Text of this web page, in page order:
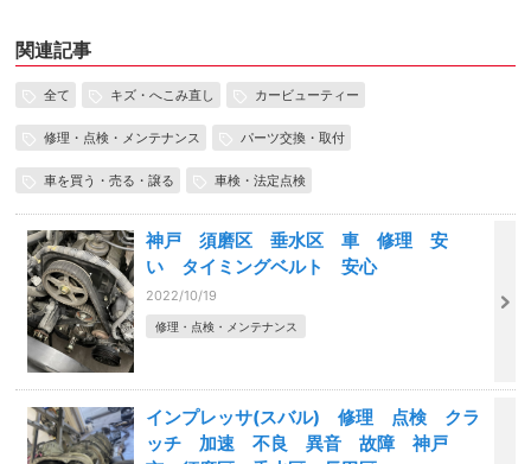
関連記事
全て キズ・へこみ直し カービューティー
修理・点検・メンテナンス パーツ交換・取付
車を買う・売る・譲る 車検・法定点検
神戸 須磨区 垂水区 車 修理 安
い タイミングベルト 安心
2022/10/19
修理・点検・メンテナンス
インプレッサ(スバル) 修理 点検 クラ
ッチ 加速 不良 異音 故障 神戸